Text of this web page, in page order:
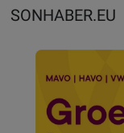
SONHABER.EU